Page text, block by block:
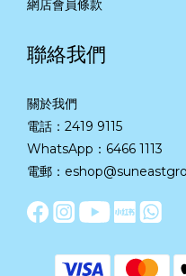
網店會員條款
聯絡我們
關於我們
電話：2419 9115
WhatsApp： 6466 1113
電郵：